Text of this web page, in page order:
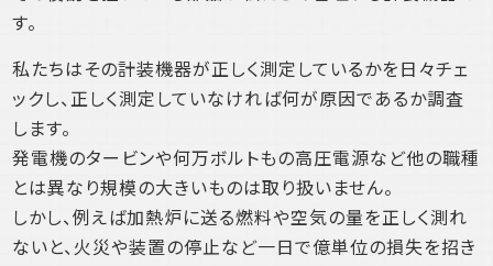
す。
私たちはその計装機器が正しく測定しているかを日々チェ
ックし、正しく測定していなければ何が原因であるか調査
します。
発電機のタービンや何万ボルトもの高圧電源など他の職種
とは異なり規模の大きいものは取り扱いません。
しかし、例えば加熱炉に送る燃料や空気の量を正しく測れ
ないと、火災や装置の停止など一日で億単位の損失を招き